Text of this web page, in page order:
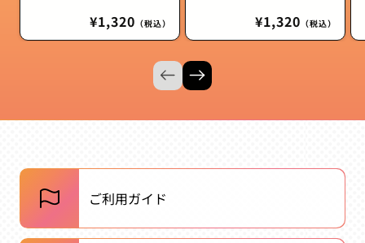
通
常
¥1,320 （税込）
通
常
¥1,320 （税込）
ご利用ガイド